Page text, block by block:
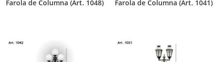
Farola de Columna (Art. 1048) Farola de Columna (Art. 1041)